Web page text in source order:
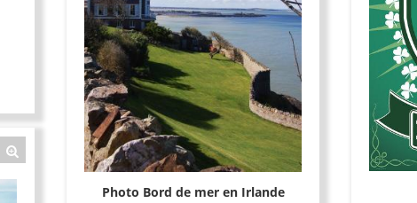
Photo Bord de mer en Irlande